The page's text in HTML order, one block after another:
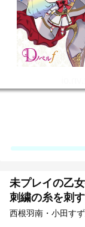
未プレイの乙
刺繍の糸を刺す
西根羽南・小田す